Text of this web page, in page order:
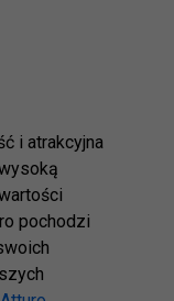
i atrakcyjna
pochodzi